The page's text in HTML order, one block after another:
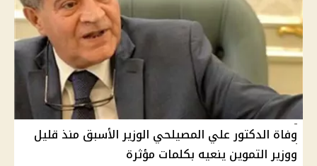
وفاة الدكتور علي المصيلحي الوزير الأسبق منذ قليل
ووزير التموين ينعيه بكلمات مؤثرة